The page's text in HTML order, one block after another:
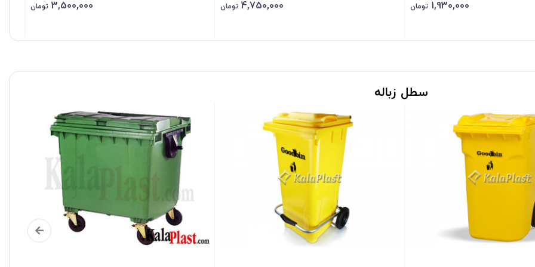
1,930,000 تومان 4,750,000 تومان 3,500,000 تومان
سطل زباله